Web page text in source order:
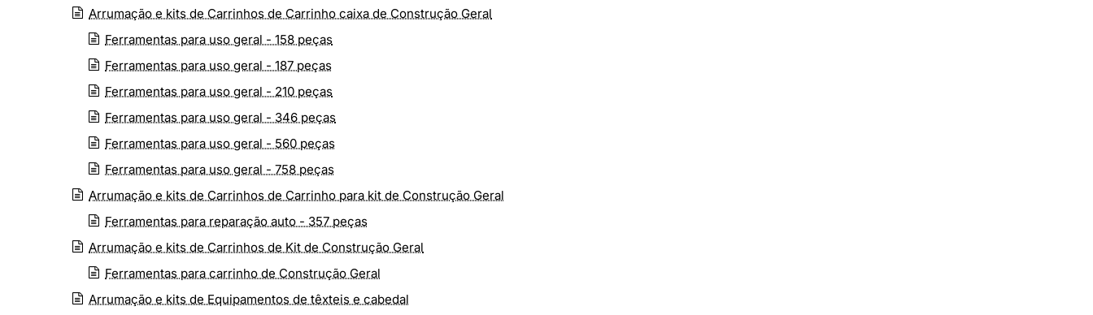
Arrumação e kits de Carrinhos de Carrinho caixa de Construção Geral
Ferramentas para uso geral - 158 peças
Ferramentas para uso geral - 187 peças
Ferramentas para uso geral - 210 peças
Ferramentas para uso geral - 346 peças
Ferramentas para uso geral - 560 peças
Ferramentas para uso geral - 758 peças
Arrumação e kits de Carrinhos de Carrinho para kit de Construção Geral
Ferramentas para reparação auto - 357 peças
Arrumação e kits de Carrinhos de Kit de Construção Geral
Ferramentas para carrinho de Construção Geral
Arrumação e kits de Equipamentos de têxteis e cabedal